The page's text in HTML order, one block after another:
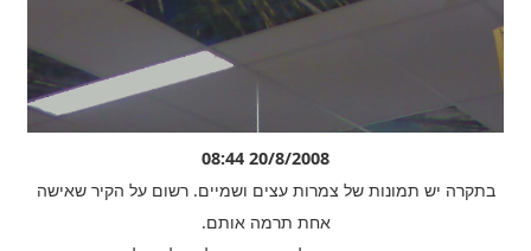
20/8/2008 08:44
בתקרה יש תמונות של צמרות עצים ושמיים. רשום על הקיר שאישה
אחת תרמה אותם.